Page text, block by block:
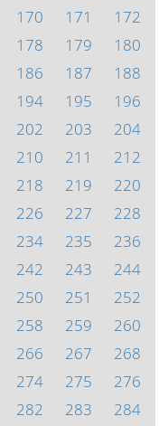
170 171
172
178 179
180
186 187
188
194 195
196
202 203
204
210 211
212
218 219
220
226 227
228
234 235
236
242 243
244
250 251
252
258 259
260
266 267
268
274 275
276
282 283
284